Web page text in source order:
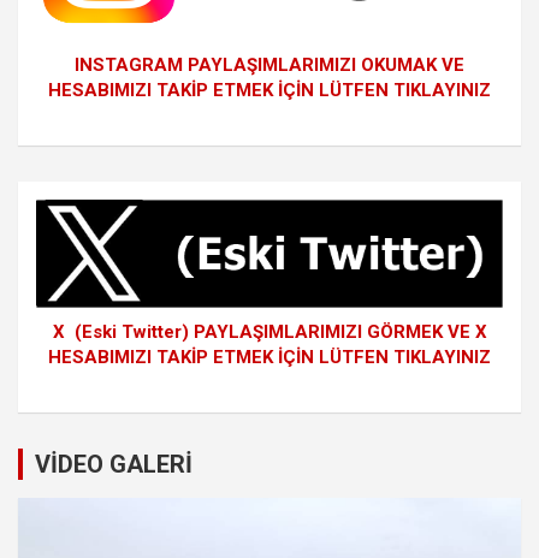
INSTAGRAM PAYLAŞIMLARIMIZI OKUMAK VE
HESABIMIZI TAKİP ETMEK İÇİN LÜTFEN TIKLAYINIZ
X (Eski Twitter) PAYLAŞIMLARIMIZI GÖRMEK VE X
HESABIMIZI TAKİP ETMEK İÇİN LÜTFEN TIKLAYINIZ
VİDEO GALERİ